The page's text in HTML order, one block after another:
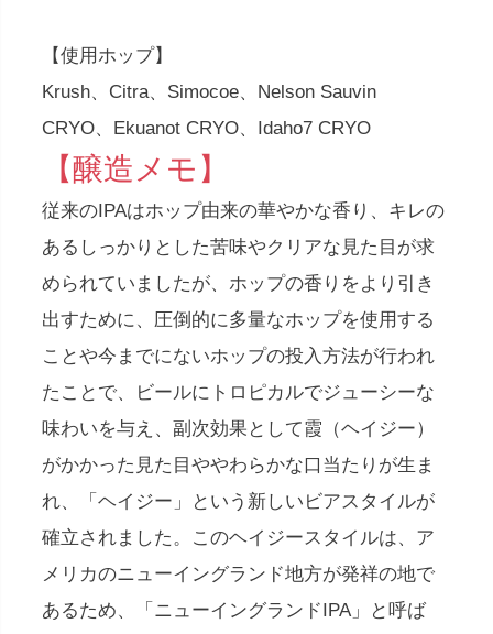
【使用ホップ】
Krush、Citra、Simocoe、Nelson Sauvin
CRYO、Ekuanot CRYO、Idaho7 CRYO
【醸造メモ】
従来のIPAはホップ由来の華やかな香り、キレの
あるしっかりとした苦味やクリアな見た目が求
められていましたが、ホップの香りをより引き
出すために、圧倒的に多量なホップを使用する
ことや今までにないホップの投入方法が行われ
たことで、ビールにトロピカルでジューシーな
味わいを与え、副次効果として霞（ヘイジー）
がかかった見た目ややわらかな口当たりが生ま
れ、「ヘイジー」という新しいビアスタイルが
確立されました。このヘイジースタイルは、ア
メリカのニューイングランド地方が発祥の地で
あるため、「ニューイングランドIPA」と呼ば